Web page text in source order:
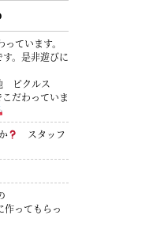
ています。
。是非遊びに
ピクルス
だわっていま
スタッフ
ってもらっ